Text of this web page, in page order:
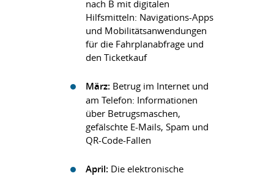
nach B mit digitalen
Hilfsmitteln: Navigations-Apps
und Mobilitätsanwendungen
für die Fahrplanabfrage und
den Ticketkauf
März: Betrug im Internet und
am Telefon: Informationen
über Betrugsmaschen,
gefälschte E-Mails, Spam und
QR-Code-Fallen
April: Die elektronische